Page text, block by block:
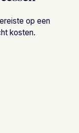
op een
kosten.